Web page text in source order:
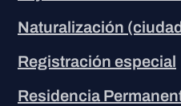
Naturalización
Registración especial
Residencia